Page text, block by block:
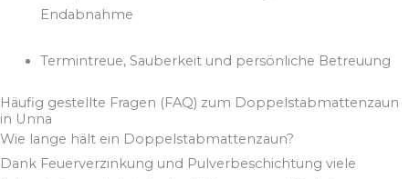
Endabnahme
Termintreue, Sauberkeit und persönliche Betreuung
Häufig gestellte Fragen (FAQ) zum Doppelstabmattenzaun
in Unna
Wie lange hält ein Doppelstabmattenzaun?
Dank Feuerverzinkung und Pulverbeschichtung viele